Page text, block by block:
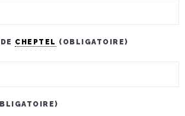
CHEPTEL (OBLIGATOIRE)